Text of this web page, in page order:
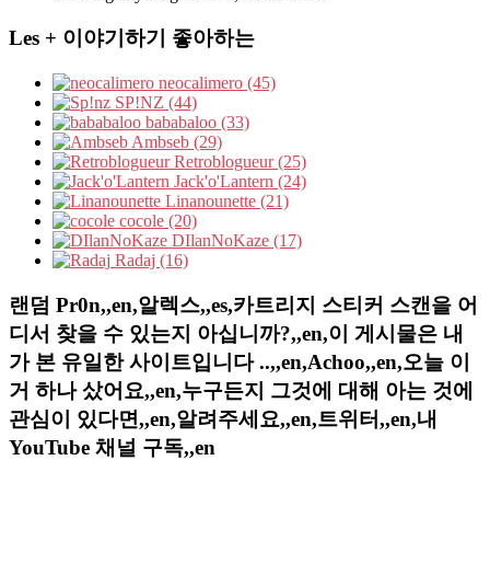
Les + 이야기하기 좋아하는
neocalimero (45)
SP!NZ (44)
bababaloo (33)
Ambseb (29)
Retroblogueur (25)
Jack'o'Lantern (24)
Linanounette (21)
cocole (20)
DIlanNoKaze (17)
Radaj (16)
랜덤 Pr0n,,en,알렉스,,es,카트리지 스티커 스캔을 어
디서 찾을 수 있는지 아십니까?,,en,이 게시물은 내
가 본 유일한 사이트입니다 ..,,en,Achoo,,en,오늘 이
거 하나 샀어요,,en,누구든지 그것에 대해 아는 것에
관심이 있다면,,en,알려주세요,,en,트위터,,en,내
YouTube 채널 구독,,en